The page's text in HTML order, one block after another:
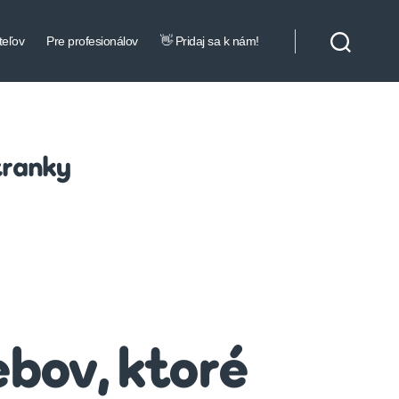
Pre profesionálov 👋 Pridaj sa k nám!
ktoré